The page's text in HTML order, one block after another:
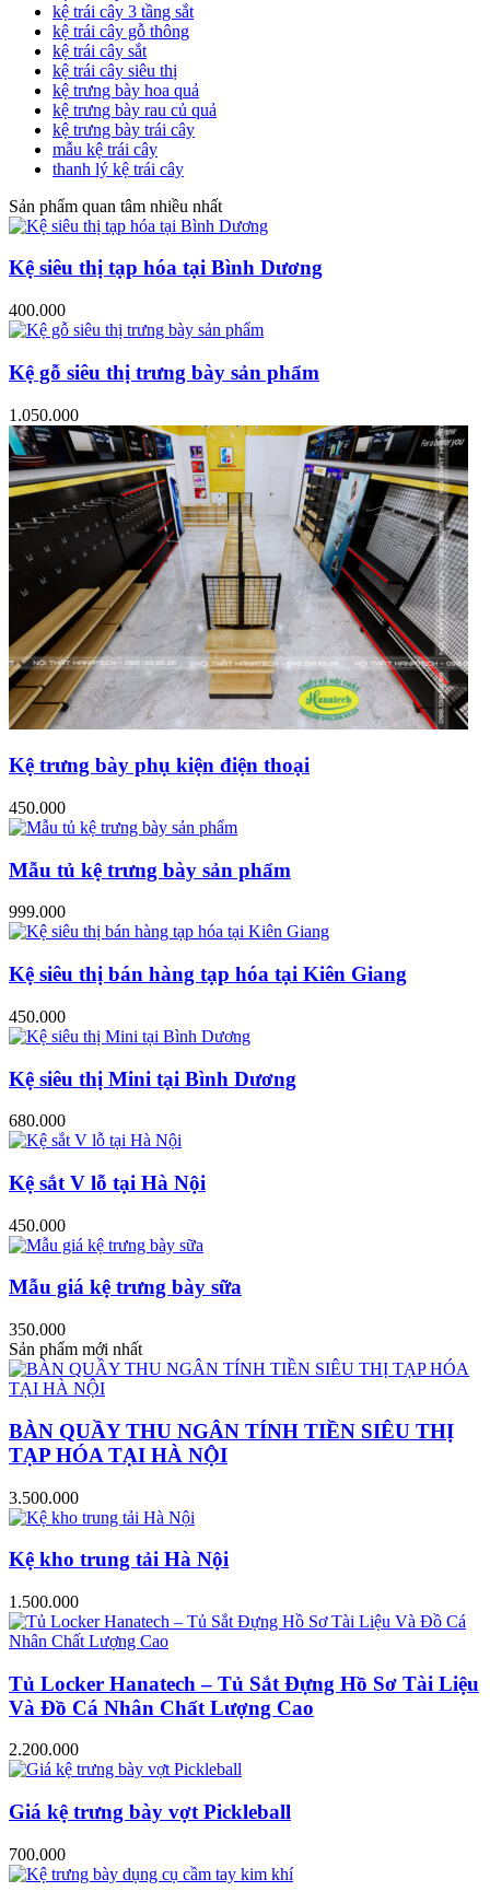
kệ trái cây 3 tầng sắt
kệ trái cây gỗ thông
kệ trái cây sắt
kệ trái cây siêu thị
kệ trưng bày hoa quả
kệ trưng bày rau củ quả
kệ trưng bày trái cây
mẫu kệ trái cây
thanh lý kệ trái cây
Sản phẩm quan tâm nhiều nhất
Kệ siêu thị tạp hóa tại Bình Dương
400.000
Kệ gỗ siêu thị trưng bày sản phẩm
1.050.000
Kệ trưng bày phụ kiện điện thoại
450.000
Mẫu tủ kệ trưng bày sản phẩm
999.000
Kệ siêu thị bán hàng tạp hóa tại Kiên Giang
450.000
Kệ siêu thị Mini tại Bình Dương
680.000
Kệ sắt V lỗ tại Hà Nội
450.000
Mẫu giá kệ trưng bày sữa
350.000
Sản phẩm mới nhất
BÀN QUẦY THU NGÂN TÍNH TIỀN SIÊU THỊ
TẠP HÓA TẠI HÀ NỘI
3.500.000
Kệ kho trung tải Hà Nội
1.500.000
Tủ Locker Hanatech – Tủ Sắt Đựng Hồ Sơ Tài Liệu
Và Đồ Cá Nhân Chất Lượng Cao
2.200.000
Giá kệ trưng bày vợt Pickleball
700.000